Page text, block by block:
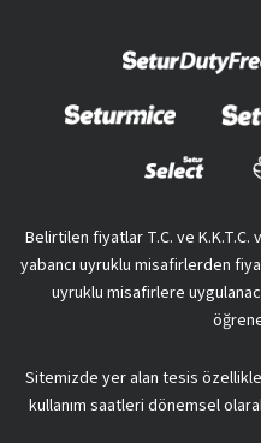
Belirtilen fiyatlar T.C. ve
yabancı uyruklu misafirlerden
uyruklu misafirlere
Sitemizde yer alan tesis
kullanım saatleri dönemsel